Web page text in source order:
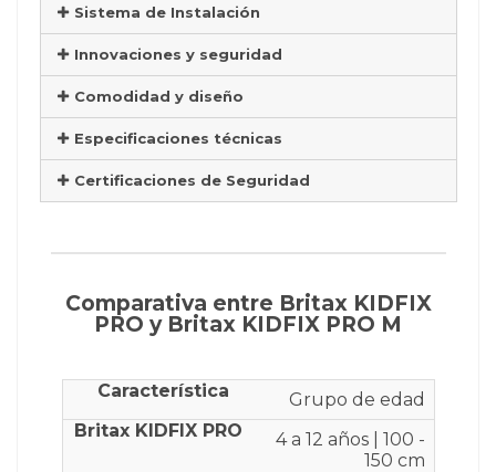
Sistema de Instalación
Innovaciones y seguridad
Comodidad y diseño
Especificaciones técnicas
Certificaciones de Seguridad
Comparativa entre Britax KIDFIX
PRO y Britax KIDFIX PRO M
Grupo de edad
4 a 12 años | 100 -
150 cm